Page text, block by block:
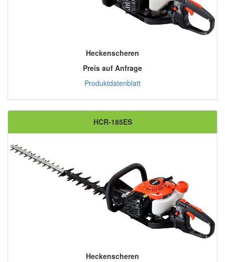
Heckenscheren
Preis auf Anfrage
Produktdatenblatt
HCR-185ES
Heckenscheren